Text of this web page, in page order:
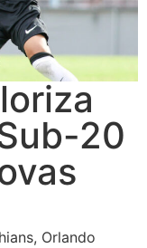
20
Orlando